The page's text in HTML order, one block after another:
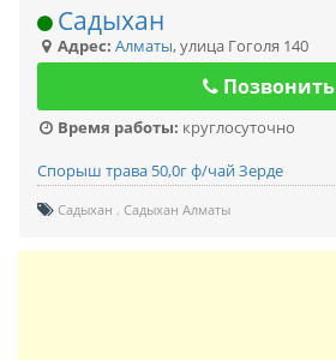
Садыхан
Адрес: Алматы,улица Гоголя 140
Позвонить
Время работы: круглосуточно
Спорыш трава 50,0г ф/чай Зерде
Садыхан Садыхан Алматы